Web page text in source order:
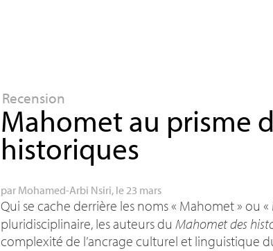
Recension
Mahomet au prisme
historiques
par Mohamed-Arbi Nsiri, le 23 mars
Qui se cache derrière les noms « Mahomet» ou «
pluridisciplinaire, les auteurs du Mahomet des
complexité de l’ancrage culturel et linguistique